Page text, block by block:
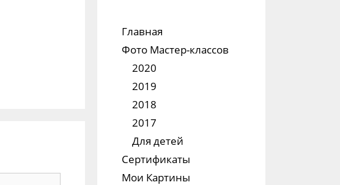
Главная
Фото Мастер-классов
2020
2019
2018
2017
Для детей
Сертификаты
Мои Картины